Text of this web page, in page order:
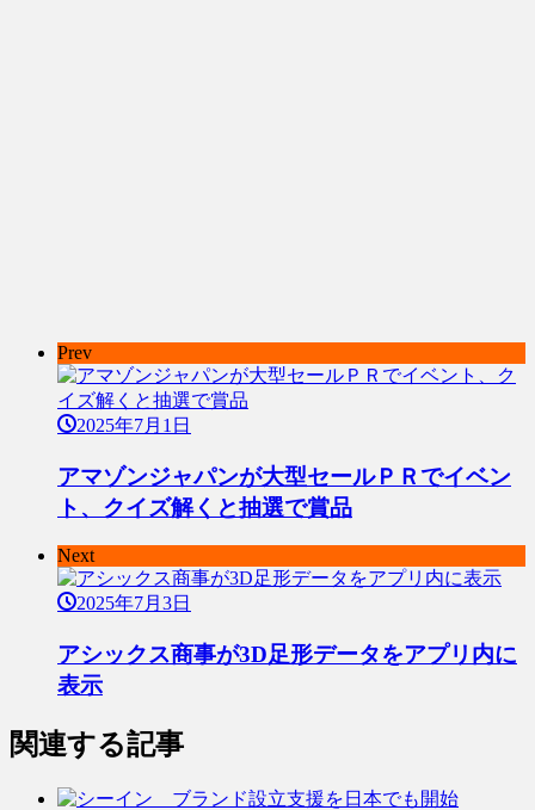
Prev
2025年7月1日
アマゾンジャパンが大型セールＰＲでイベン
ト、クイズ解くと抽選で賞品
Next
2025年7月3日
アシックス商事が3D足形データをアプリ内に
表示
関連する記事